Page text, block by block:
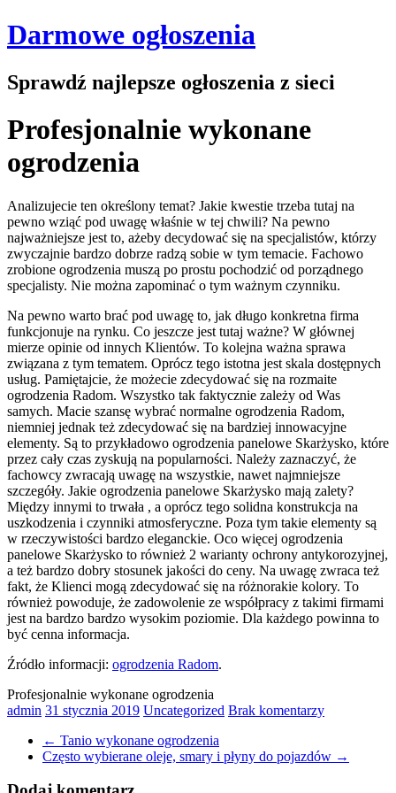
Darmowe ogłoszenia
Sprawdź najlepsze ogłoszenia z sieci
Profesjonalnie wykonane
ogrodzenia
Analizujecie ten określony temat? Jakie kwestie trzeba tutaj na
pewno wziąć pod uwagę właśnie w tej chwili? Na pewno
najważniejsze jest to, ażeby decydować się na specjalistów, którzy
zwyczajnie bardzo dobrze radzą sobie w tym temacie. Fachowo
zrobione ogrodzenia muszą po prostu pochodzić od porządnego
specjalisty. Nie można zapominać o tym ważnym czynniku.
Na pewno warto brać pod uwagę to, jak długo konkretna firma
funkcjonuje na rynku. Co jeszcze jest tutaj ważne? W głównej
mierze opinie od innych Klientów. To kolejna ważna sprawa
związana z tym tematem. Oprócz tego istotna jest skala dostępnych
usług. Pamiętajcie, że możecie zdecydować się na rozmaite
ogrodzenia Radom. Wszystko tak faktycznie zależy od Was
samych. Macie szansę wybrać normalne ogrodzenia Radom,
niemniej jednak też zdecydować się na bardziej innowacyjne
elementy. Są to przykładowo ogrodzenia panelowe Skarżysko, które
przez cały czas zyskują na popularności. Należy zaznaczyć, że
fachowcy zwracają uwagę na wszystkie, nawet najmniejsze
szczegóły. Jakie ogrodzenia panelowe Skarżysko mają zalety?
Między innymi to trwała , a oprócz tego solidna konstrukcja na
uszkodzenia i czynniki atmosferyczne. Poza tym takie elementy są
w rzeczywistości bardzo eleganckie. Oco więcej ogrodzenia
panelowe Skarżysko to również 2 warianty ochrony antykorozyjnej,
a też bardzo dobry stosunek jakości do ceny. Na uwagę zwraca też
fakt, że Klienci mogą zdecydować się na różnorakie kolory. To
również powoduje, że zadowolenie ze współpracy z takimi firmami
jest na bardzo bardzo wysokim poziomie. Dla każdego powinna to
być cenna informacja.
Źródło informacji: ogrodzenia Radom.
Profesjonalnie wykonane ogrodzenia
admin 31 stycznia 2019 Uncategorized Brak komentarzy
← Tanio wykonane ogrodzenia
Często wybierane oleje, smary i płyny do pojazdów →